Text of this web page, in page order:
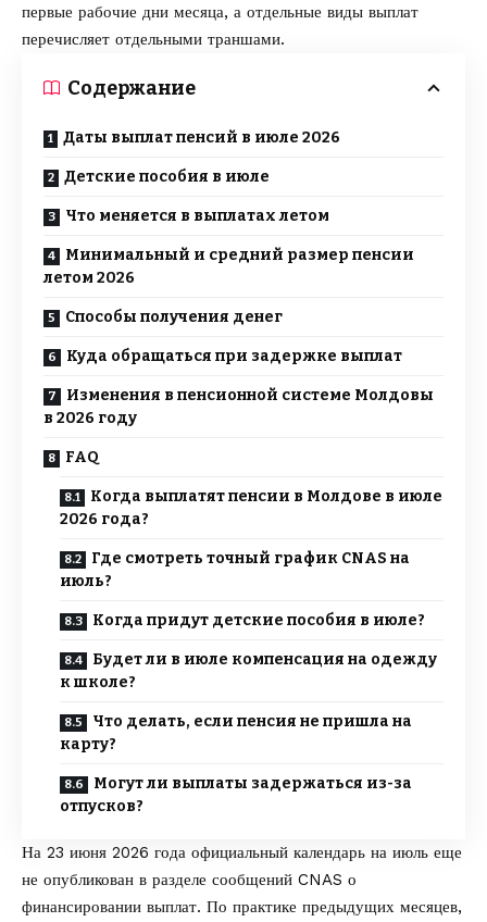
первые рабочие дни месяца, а отдельные виды выплат
перечисляет отдельными траншами.
Содержание
Даты выплат пенсий в июле 2026
Детские пособия в июле
Что меняется в выплатах летом
Минимальный и средний размер пенсии
летом 2026
Способы получения денег
Куда обращаться при задержке выплат
Изменения в пенсионной системе Молдовы
в 2026 году
FAQ
Когда выплатят пенсии в Молдове в июле
2026 года?
Где смотреть точный график CNAS на
июль?
Когда придут детские пособия в июле?
Будет ли в июле компенсация на одежду
к школе?
Что делать, если пенсия не пришла на
карту?
Могут ли выплаты задержаться из-за
отпусков?
На 23 июня 2026 года официальный календарь на июль еще
не опубликован в разделе сообщений CNAS о
финансировании выплат. По практике предыдущих месяцев,